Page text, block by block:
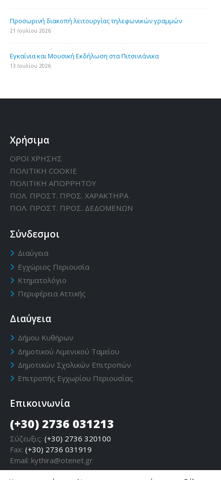
Προσωρινή διακοπή λειτουργίας τηλεφωνικών γραμμών
21 Ιουλίου 2026
Εγκαίνια και Μουσική Εκδήλωση στα Πιτσινιάνικα
13 Ιουλίου 2026
Χρήσιμα
ΟΡΟΙ ΧΡΗΣΗΣ
ΠΟΛΙΤΙΚΗ CΟΟΚΙΕ
ΠΟΛΙΤΙΚΗ ΑΠΟΡΡΗΤΟΥ
ΠΟΛ. ΠΡΟΣΤ. ΠΡΟΣ. ΧΑΡΑΚΤΗΡΑ
ΠΟΛ. ΠΡΟΣΤ. ΠΡΟΣ. ΔΕΔΟΜΕΝΩΝ
Σύνδεσμοι
Διαύγεια
Εγχώριος Περιουσία
Κτηματολόγιο
Περιφέρεια Αττικής
Διαύγεια
Δήμου Κυθήρων
Δημοτικού Λιμενικού Ταμείου
Δημοτικών Σχολικών Επιτροπών
Επιτροπής Εγχωρίου Περιουσίας
Επικοινωνία
(+30) 2736 031213
Σύζευξις: (+30) 2736 320100
Fax: (+30) 2736 031919
Email: kythira@otenet.gr